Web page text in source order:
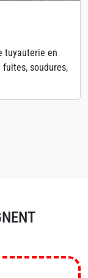
tuyauterie en
fuites, soudures,